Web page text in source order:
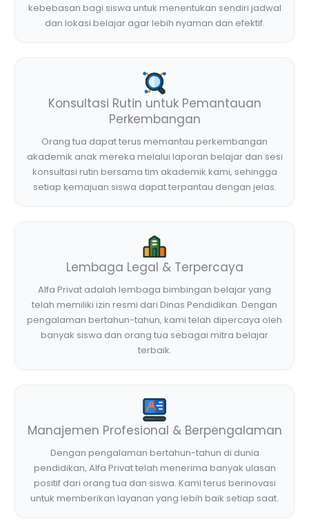
kebebasan bagi siswa untuk menentukan sendiri jadwal
dan lokasi belajar agar lebih nyaman dan efektif.
Konsultasi Rutin untuk Pemantauan
Perkembangan
Orang tua dapat terus memantau perkembangan
akademik anak mereka melalui laporan belajar dan sesi
konsultasi rutin bersama tim akademik kami, sehingga
setiap kemajuan siswa dapat terpantau dengan jelas.
Lembaga Legal & Terpercaya
Alfa Privat adalah lembaga bimbingan belajar yang
telah memiliki izin resmi dari Dinas Pendidikan. Dengan
pengalaman bertahun-tahun, kami telah dipercaya oleh
banyak siswa dan orang tua sebagai mitra belajar
terbaik.
Manajemen Profesional & Berpengalaman
Dengan pengalaman bertahun-tahun di dunia
pendidikan, Alfa Privat telah menerima banyak ulasan
positif dari orang tua dan siswa. Kami terus berinovasi
untuk memberikan layanan yang lebih baik setiap saat.